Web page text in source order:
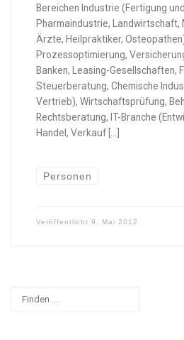
Bereichen Industrie (Fertigung
Pharmaindustrie, Landwirtschaft,
Ärzte, Heilpraktiker,
Prozessoptimierung,
Banken, Leasing-Gesellschaften,
Steuerberatung, Chemische
Vertrieb), Wirtschaftsprüfung,
Rechtsberatung, IT-Branche
Handel, Verkauf […]
Personen
Veröffentlicht 9. Mai 2012